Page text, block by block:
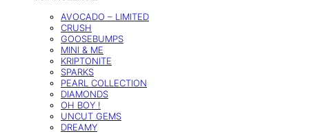
AVOCADO – LIMITED
CRUSH
GOOSEBUMPS
MINI & ME
KRIPTONITE
SPARKS
PEARL COLLECTION
DIAMONDS
OH BOY !
UNCUT GEMS
DREAMY